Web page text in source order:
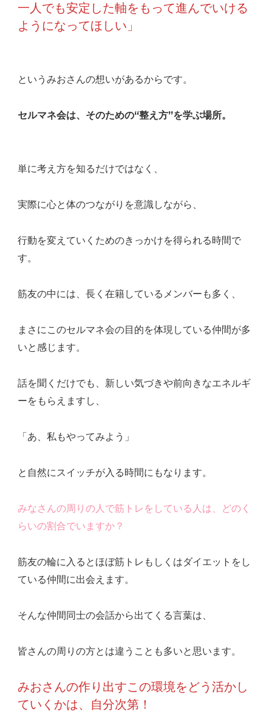
一人でも安定した軸をもって進んでいける
ようになってほしい」
というみおさんの想いがあるからです。
セルマネ会は、そのための“整え方”を学ぶ場所。
単に考え方を知るだけではなく、
実際に心と体のつながりを意識しながら、
行動を変えていくためのきっかけを得られる時間で
す。
筋友の中には、長く在籍しているメンバーも多く、
まさにこのセルマネ会の目的を体現している仲間が多
いと感じます。
話を聞くだけでも、新しい気づきや前向きなエネルギ
ーをもらえますし、
「あ、私もやってみよう」
と自然にスイッチが入る時間にもなります。
みなさんの周りの人で筋トレをしている人は、どのく
らいの割合でいますか？
筋友の輪に入るとほぼ筋トレもしくはダイエットをし
ている仲間に出会えます。
そんな仲間同士の会話から出てくる言葉は、
皆さんの周りの方とは違うことも多いと思います。
みおさんの作り出すこの環境をどう活かし
ていくかは、自分次第！